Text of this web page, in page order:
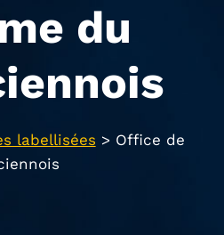
du
labellisées > Office de